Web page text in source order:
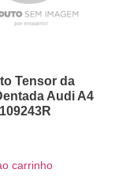
Tensor da
Audi A4
carrinho